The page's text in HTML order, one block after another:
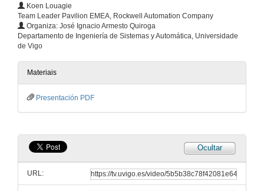
Koen Louagie
Team Leader Pavilion EMEA, Rockwell Automation Company
Organiza: José Ignacio Armesto Quiroga
Departamento de Ingeniería de Sistemas y Automática, Universidade
de Vigo
Materiais
Presentación PDF
Ocultar
URL:
5 de nov. de 2014
5 de nov. de 2014